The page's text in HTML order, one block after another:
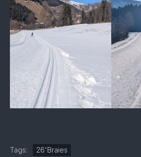
Tags: 26'Braies